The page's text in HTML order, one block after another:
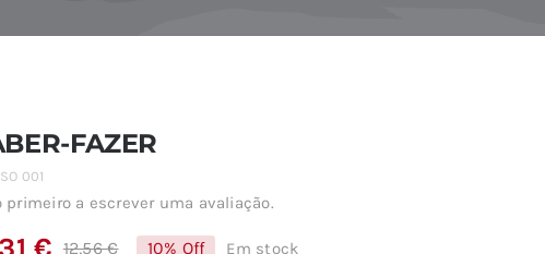
FAZER
SO 001
primeiro a escrever uma avaliação.
12,56€ 10% Off Em stock